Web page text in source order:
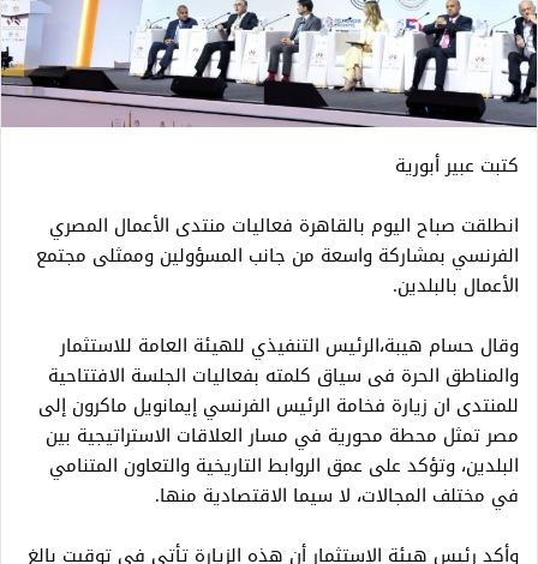
كتبت عبير أبورية
انطلقت صباح اليوم بالقاهرة فعاليات منتدى الأعمال المصري
الفرنسي بمشاركة واسعة من جانب المسؤولين وممثلى مجتمع
الأعمال بالبلدين.
وقال حسام هيبة،الرئيس التنفيذي للهيئة العامة للاستثمار
والمناطق الحرة فى سياق كلمته بفعاليات الجلسة الافتتاحية
للمنتدى ان زيارة فخامة الرئيس الفرنسي إيمانويل ماكرون إلى
مصر تمثل محطة محورية في مسار العلاقات الاستراتيجية بين
البلدين، وتؤكد على عمق الروابط التاريخية والتعاون المتنامي
في مختلف المجالات، لا سيما الاقتصادية منها.
وأكد رئيس هيئة الاستثمار أن هذه الزيارة تأتي في توقيت بالغ